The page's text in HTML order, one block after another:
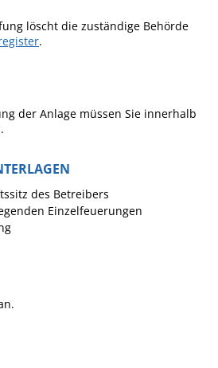
Kirchen
MEIN GEMMRIGHEIM
Gemmrigheim
Markungsputzete
löscht die zuständige Behörde
.
der Anlage müssen Sie innerhalb
des Betreibers
Einzelfeuerungen